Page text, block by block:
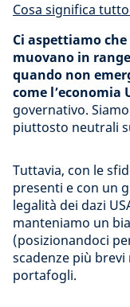
Cosa significa
Ci aspettiamo
muovano in
quando non
come l’economia
governativo.
piuttosto neutrali
Tuttavia, con le
presenti e con un
legalità dei dazi
manteniamo un
(posizionandoci
scadenze più
portafogli.